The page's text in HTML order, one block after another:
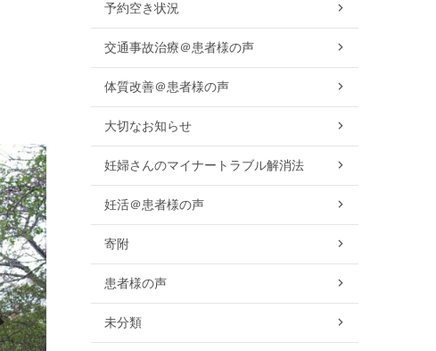
予約空き状況
交通事故治療＠患者様の声
体質改善＠患者様の声
大切なお知らせ
妊婦さんのマイナートラブル解消法
妊活＠患者様の声
寄附
患者様の声
未分類